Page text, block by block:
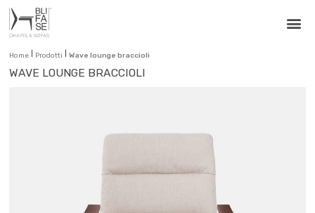
Home Prodotti Wave lounge braccioli
WAVE LOUNGE BRACCIOLI